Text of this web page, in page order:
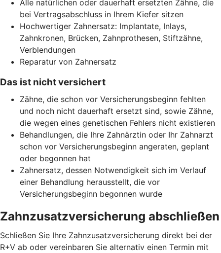
Alle natürlichen oder dauerhaft ersetzten Zähne, die
bei Vertragsabschluss in Ihrem Kiefer sitzen
Hochwertiger Zahnersatz: Implantate, Inlays,
Zahnkronen, Brücken, Zahnprothesen, Stiftzähne,
Verblendungen
Reparatur von Zahnersatz
Das ist nicht versichert
Zähne, die schon vor Versicherungsbeginn fehlten
und noch nicht dauerhaft ersetzt sind, sowie Zähne,
die wegen eines genetischen Fehlers nicht existieren
Behandlungen, die Ihre Zahnärztin oder Ihr Zahnarzt
schon vor Versicherungsbeginn angeraten, geplant
oder begonnen hat
Zahnersatz, dessen Notwendigkeit sich im Verlauf
einer Behandlung herausstellt, die vor
Versicherungsbeginn begonnen wurde
Zahnzusatzversicherung abschließen
Schließen Sie Ihre Zahnzusatzversicherung direkt bei der
R+V ab oder vereinbaren Sie alternativ einen Termin mit